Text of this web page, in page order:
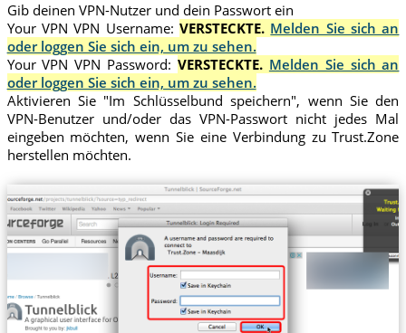
Gib deinen VPN-Nutzer und dein Passwort ein
Your VPN VPN Username: VERSTECKTE. Melden Sie sich an
oder loggen Sie sich ein, um zu sehen.
Your VPN VPN Password: VERSTECKTE. Melden Sie sich an
oder loggen Sie sich ein, um zu sehen.
Aktivieren Sie "Im Schlüsselbund speichern", wenn Sie den
VPN-Benutzer und/oder das VPN-Passwort nicht jedes Mal
eingeben möchten, wenn Sie eine Verbindung zu Trust.Zone
herstellen möchten.